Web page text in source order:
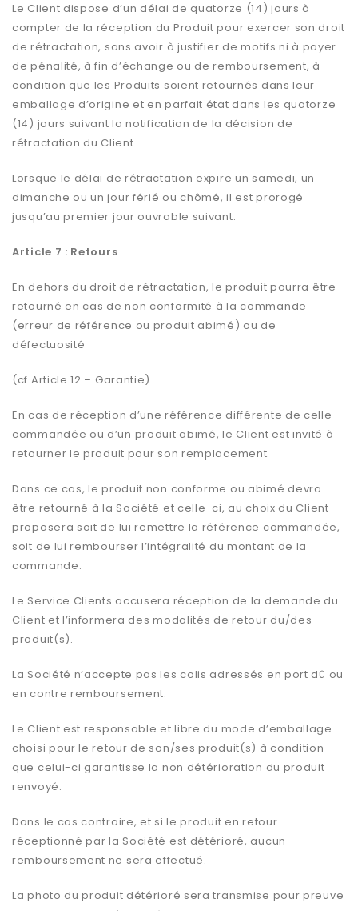
Le Client dispose d’un délai de quatorze (14) jours à
compter de la réception du Produit pour exercer son droit
de rétractation, sans avoir à justifier de motifs ni à payer
de pénalité, à fin d’échange ou de remboursement, à
condition que les Produits soient retournés dans leur
emballage d’origine et en parfait état dans les quatorze
(14) jours suivant la notification de la décision de
rétractation du Client.
Lorsque le délai de rétractation expire un samedi, un
dimanche ou un jour férié ou chômé, il est prorogé
jusqu’au premier jour ouvrable suivant.
Article 7 : Retours
En dehors du droit de rétractation, le produit pourra être
retourné en cas de non conformité à la commande
(erreur de référence ou produit abimé) ou de
défectuosité
(cf Article 12 – Garantie).
En cas de réception d’une référence différente de celle
commandée ou d’un produit abimé, le Client est invité à
retourner le produit pour son remplacement.
Dans ce cas, le produit non conforme ou abimé devra
être retourné à la Société et celle-ci, au choix du Client
proposera soit de lui remettre la référence commandée,
soit de lui rembourser l’intégralité du montant de la
commande.
Le Service Clients accusera réception de la demande du
Client et l’informera des modalités de retour du/des
produit(s).
La Société n’accepte pas les colis adressés en port dû ou
en contre remboursement.
Le Client est responsable et libre du mode d’emballage
choisi pour le retour de son/ses produit(s) à condition
que celui-ci garantisse la non détérioration du produit
renvoyé.
Dans le cas contraire, et si le produit en retour
réceptionné par la Société est détérioré, aucun
remboursement ne sera effectué.
La photo du produit détérioré sera transmise pour preuve